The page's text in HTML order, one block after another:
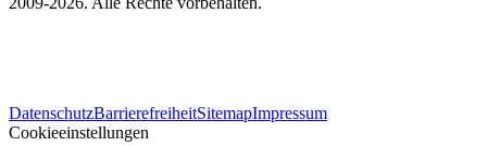
WINHELLER GmbH
DatenschutzBarrierefreiheitSitemapImpressum
Cookieeinstellungen